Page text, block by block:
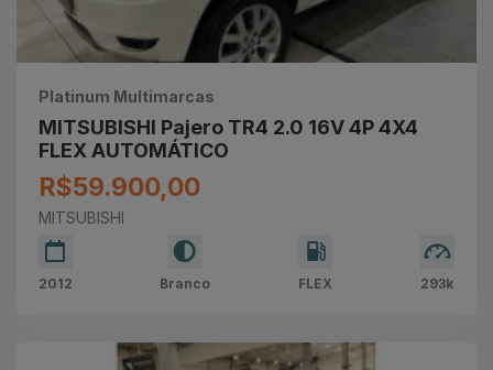
Platinum Multimarcas
MITSUBISHI Pajero TR4 2.0 16V 4P 4X4
FLEX AUTOMÁTICO
R$59.900,00
MITSUBISHI
2012 Branco FLEX 293k